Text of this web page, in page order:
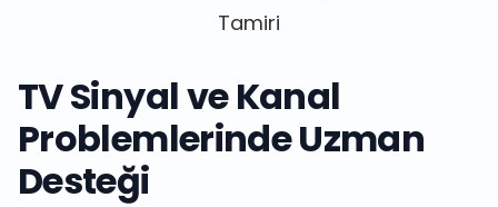
Tamiri
TV Sinyal ve Kanal
Problemlerinde Uzman
Desteği